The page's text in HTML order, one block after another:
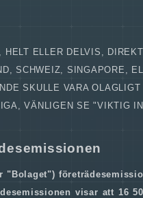
ELLER DELVIS,
SCHWEIZ, SINGAPORE,
SKULLE VARA
VÄNLIGEN SE "VIKTIG
visar att 16